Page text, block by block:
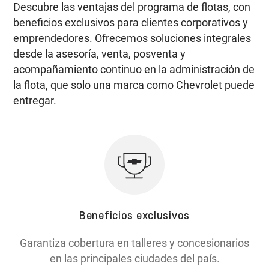
Descubre las ventajas del programa de flotas, con
beneficios exclusivos para clientes corporativos y
emprendedores. Ofrecemos soluciones integrales
desde la asesoría, venta, posventa y
acompañamiento continuo en la administración de
la flota, que solo una marca como Chevrolet puede
entregar.
Beneficios exclusivos
Garantiza cobertura en talleres y concesionarios
en las principales ciudades del país.